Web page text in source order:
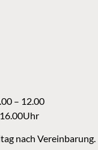
– 12.00
nach Vereinbarung.